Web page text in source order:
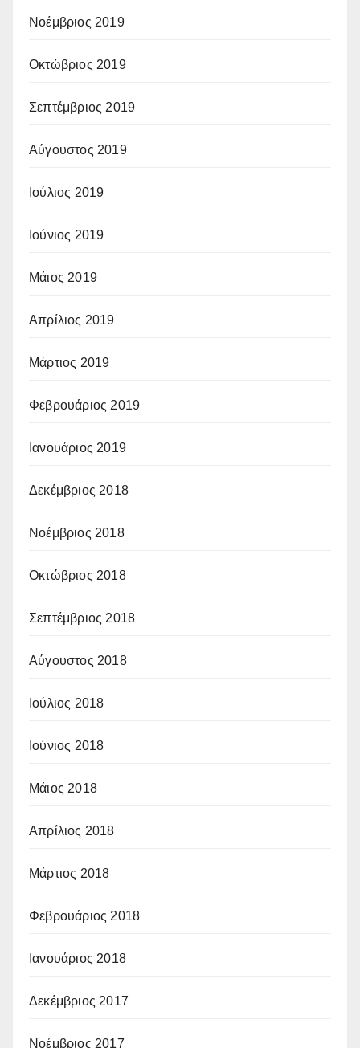
Νοέμβριος 2019
Οκτώβριος 2019
Σεπτέμβριος 2019
Αύγουστος 2019
Ιούλιος 2019
Ιούνιος 2019
Μάιος 2019
Απρίλιος 2019
Μάρτιος 2019
Φεβρουάριος 2019
Ιανουάριος 2019
Δεκέμβριος 2018
Νοέμβριος 2018
Οκτώβριος 2018
Σεπτέμβριος 2018
Αύγουστος 2018
Ιούλιος 2018
Ιούνιος 2018
Μάιος 2018
Απρίλιος 2018
Μάρτιος 2018
Φεβρουάριος 2018
Ιανουάριος 2018
Δεκέμβριος 2017
Νοέμβριος 2017